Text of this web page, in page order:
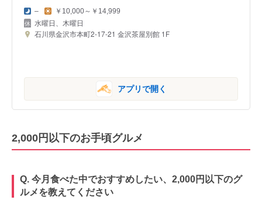
– ￥10,000～￥14,999
水曜日、木曜日
石川県金沢市本町2-17-21 金沢茶屋別館 1F
アプリで開く
2,000円以下のお手頃グルメ
Q. 今月食べた中でおすすめしたい、2,000円以下のグ
ルメを教えてください